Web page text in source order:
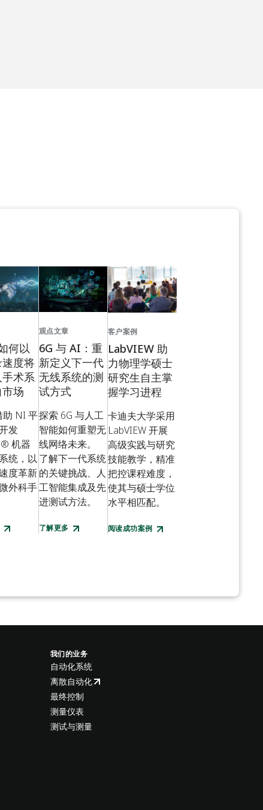
何以
度将
术系
场
助 NI 平
发
机器
统，以
度革新
外科手
观点文章
6G 与 AI：重
新定义下一代
无线系统的测
试方式
探索 6G 与人工
智能如何重塑无
线网络未来。
了解下一代系统
的关键挑战、人
工智能集成及先
进测试方法。
了解更多
客户案例
LabVIEW 助
力物理学硕士
研究生自主掌
握学习进程
卡迪夫大学采用
LabVIEW 开展
高级实践与研究
技能教学，精准
把控课程难度，
使其与硕士学位
水平相匹配。
阅读成功案例
我们的业务
自动化系统
离散自动化
最终控制
测量仪表
测试与测量